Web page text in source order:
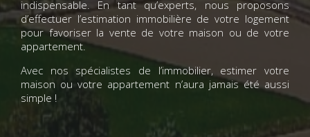
indispensable. En tant qu’experts, nous proposons
d’effectuer l’estimation immobilière de votre logement
pour favoriser la vente de votre maison ou de votre
appartement.
Avec nos spécialistes de l’immobilier, estimer votre
maison ou votre appartement n’aura jamais été aussi
simple !